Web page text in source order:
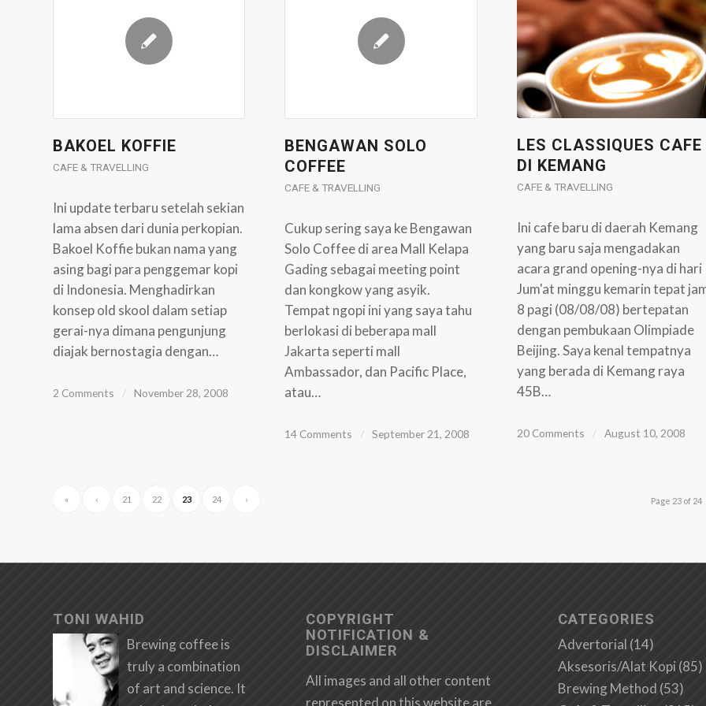
BAKOEL KOFFIE
CAFE & TRAVELLING
Ini update terbaru setelah sekian
lama absen dari dunia perkopian.
Bakoel Koffie bukan nama yang
asing bagi para penggemar kopi
di Indonesia. Menghadirkan
konsep old skool dalam setiap
gerai-nya dimana pengunjung
diajak bernostagia dengan…
2 Comments / November 28, 2008
BENGAWAN SOLO
COFFEE
CAFE & TRAVELLING
Cukup sering saya ke Bengawan
Solo Coffee di area Mall Kelapa
Gading sebagai meeting point
dan kongkow yang asyik.
Tempat ngopi ini yang saya tahu
berlokasi di beberapa mall
Jakarta seperti mall
Ambassador, dan Pacific Place,
atau…
14 Comments / September 21, 2008
LES CLASSIQUES CAFE
DI KEMANG
CAFE & TRAVELLING
Ini cafe baru di daerah Kemang
yang baru saja mengadakan
acara grand opening-nya di hari
Jum'at minggu kemarin tepat
8 pagi (08/08/08) bertepatan
dengan pembukaan Olimpiade
Beijing. Saya kenal tempatnya
yang berada di Kemang raya
45B…
20 Comments / August 10, 2008
Page 23 of 24
« ‹ 21 22 23 24 ›
TONI WAHID
Brewing coffee is
truly a combination
of art and science. It
COPYRIGHT
NOTIFICATION &
DISCLAIMER
All images and all other content
represented on this website are
CATEGORIES
Advertorial (14)
Aksesoris/Alat Kopi (85)
Brewing Method (53)